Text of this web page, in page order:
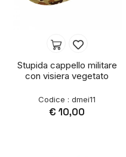
Stupida cappello militare
con visiera vegetato
Codice : dmei11
€ 10,00